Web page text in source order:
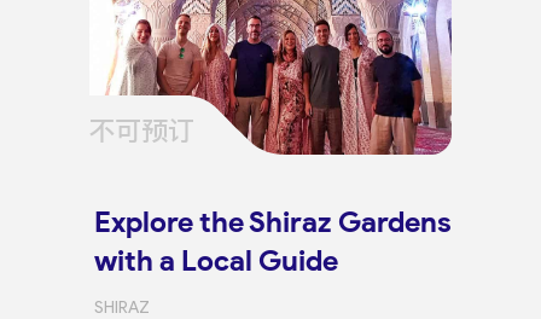
不可预订
Explore the Shiraz Gardens
with a Local Guide
SHIRAZ